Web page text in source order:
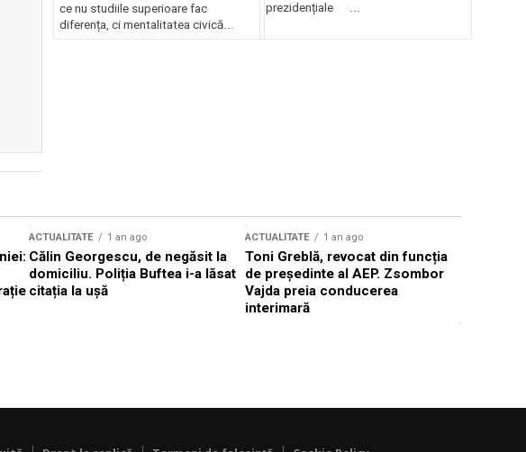
ce nu studiile superioare fac
diferența, ci mentalitatea civică...
prezidențiale ...
ACTUALITATE 1 an ago
Călin Georgescu, de negăsit la
domiciliu. Poliția Buftea i-a lăsat
citația la ușă
ACTUALITATE 1 an ago
Toni Greblă, revocat din funcția
de președinte al AEP. Zsombor
Vajda preia conducerea
interimară